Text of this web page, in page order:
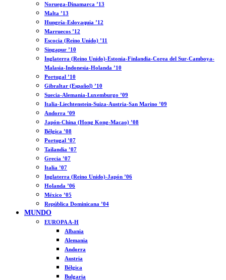
Noruega-Dinamarca ’13
Malta ’13
Hungría-Eslovaquia ’12
Marruecos ’12
Escocia (Reino Unido) ’11
Singapur ’10
Inglaterra (Reino Unido)-Estonia-Finlandia-Corea del Sur-Camboya-
Malasia-Indonesia-Holanda ’10
Portugal ’10
Gibraltar (Español) ’10
Suecia-Alemania-Luxemburgo ’09
Italia-Liechtenstein-Suiza-Austria-San Marino ’09
Andorra ’09
Japón-China (Hong Kong-Macao) ’08
Bélgica ’08
Portugal ’07
Tailandia ’07
Grecia ’07
Italia ’07
Inglaterra (Reino Unido)-Japón ’06
Holanda ’06
México ’05
República Dominicana ’04
MUNDO
EUROPA A-H
Albania
Alemania
Andorra
Austria
Bélgica
Bulgaria